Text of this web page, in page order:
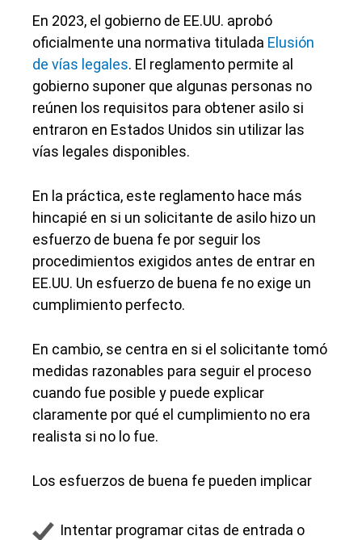
En 2023, el gobierno de EE.UU. aprobó
oficialmente una normativa titulada Elusión
de vías legales. El reglamento permite al
gobierno suponer que algunas personas no
reúnen los requisitos para obtener asilo si
entraron en Estados Unidos sin utilizar las
vías legales disponibles.
En la práctica, este reglamento hace más
hincapié en si un solicitante de asilo hizo un
esfuerzo de buena fe por seguir los
procedimientos exigidos antes de entrar en
EE.UU. Un esfuerzo de buena fe no exige un
cumplimiento perfecto.
En cambio, se centra en si el solicitante tomó
medidas razonables para seguir el proceso
cuando fue posible y puede explicar
claramente por qué el cumplimiento no era
realista si no lo fue.
Los esfuerzos de buena fe pueden implicar
Intentar programar citas de entrada o